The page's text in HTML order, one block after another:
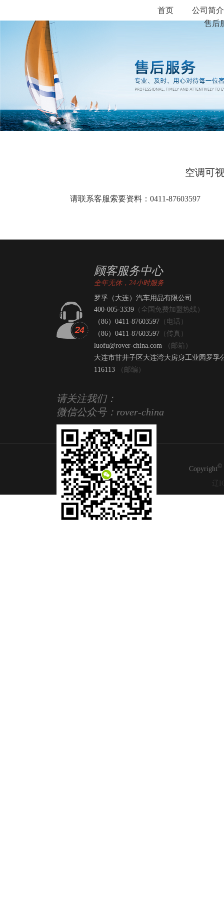
首页
公司简介
售后
空调可
请联系客服索要资料：0411-87603597
顾客服务中心
全年无休，24小时服务
罗孚（大连）汽车用品有限公司
400-005-3339（全国免费加盟热线）
（86）0411-87603597（电话）
（86）0411-87603597（传真）
luofu@rover-china.com
（邮箱）
大连市甘井子区大连湾大房身工业园罗孚
116113
（邮编）
请关注我们：
微信公众号：rover-china
Copyright©
辽